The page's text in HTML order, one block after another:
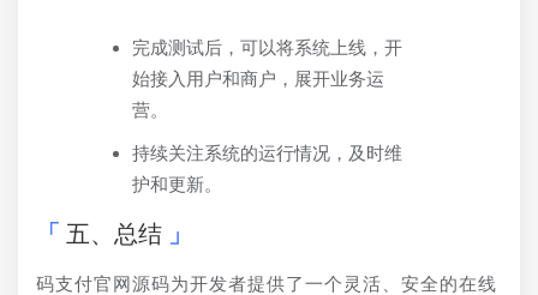
完成测试后，可以将系统上线，开
始接入用户和商户，展开业务运
营。
持续关注系统的运行情况，及时维
护和更新。
五、总结
码支付官网源码为开发者提供了一个灵活、安全的在线